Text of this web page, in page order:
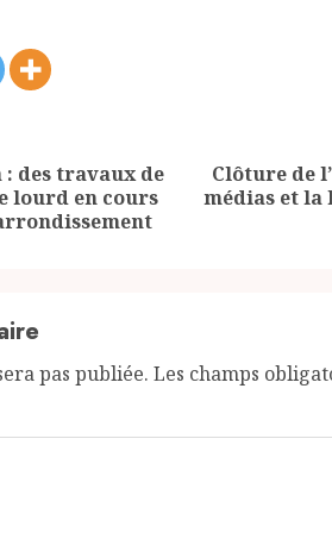
Previous
: des travaux de
lourd en cours
Next
Clôture de
médias et
pas publiée. Les champs